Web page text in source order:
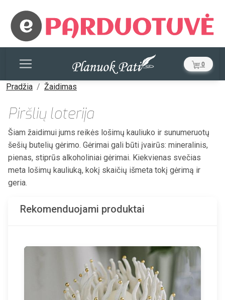
0
Pradžia Žaidimas
Piršlių loterija
Šiam žaidimui jums reikės lošimų kauliuko ir sunumeruotų
šešių butelių gėrimo. Gėrimai gali būti įvairūs: mineralinis,
pienas, stiprūs alkoholiniai gėrimai. Kiekvienas svečias
meta lošimų kauliuką, kokį skaičių išmeta tokį gėrimą ir
geria.
Rekomenduojami produktai